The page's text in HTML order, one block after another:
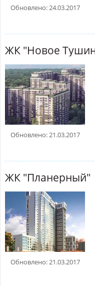
Обновлено: 24.03.2017
Обновлено: 21.03.2017
ЖК "Планерный"
Обновлено: 21.03.2017